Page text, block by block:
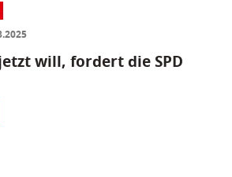
will, fordert die SPD